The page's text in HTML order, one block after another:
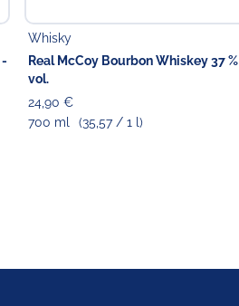
Whisky
Real McCoy Bourbon Whiskey 37 %
vol.
24,90 €
700 ml
(35,57 / 1 l)